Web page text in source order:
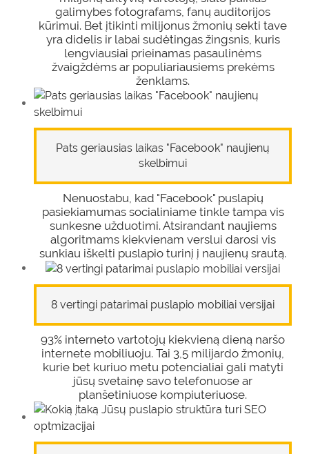
galimybes fotografams, fanų auditorijos
kūrimui. Bet įtikinti milijonus žmonių sekti tave
yra didelis ir labai sudėtingas žingsnis, kuris
lengviausiai prieinamas pasaulinėms
žvaigždėms ar populiariausiems prekėms
ženklams.
Pats geriausias laikas "Facebook" naujienų
skelbimui
Nenuostabu, kad "Facebook" puslapių
pasiekiamumas socialiniame tinkle tampa vis
sunkesne užduotimi. Atsirandant naujiems
algoritmams kiekvienam verslui darosi vis
sunkiau iškelti puslapio turinį į naujienų srautą.
8 vertingi patarimai puslapio mobiliai versijai
93% interneto vartotojų kiekvieną dieną naršo
internete mobiliuoju. Tai 3,5 milijardo žmonių,
kurie bet kuriuo metu potencialiai gali matyti
jūsų svetainę savo telefonuose ar
planšetiniuose kompiuteriuose.